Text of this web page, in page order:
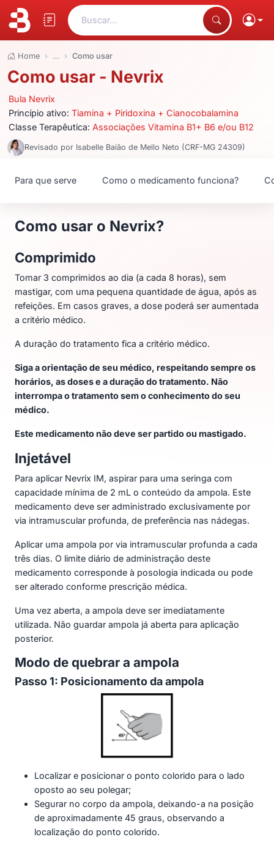
Buscar...
Home … Como usar
Como usar - Nevrix
Bula Nevrix
Princípio ativo:Tiamina + Piridoxina + Cianocobalamina
Classe Terapêutica:Associações Vitamina B1+ B6 e/ou B12
Revisado por Isabelle Baião de Mello Neto (CRF-MG 24309)
Para que serve Como o medicamento funciona?
Como usar o Nevrix?
Comprimido
Tomar 3 comprimidos ao dia (a cada 8 horas), sem
mastigar, com uma pequena quantidade de água, após as
refeições. Em casos graves, a dose poderá ser aumentada
a critério médico.
A duração do tratamento fica a critério médico.
Siga a orientação de seu médico, respeitando sempre os
horários, as doses e a duração do tratamento. Não
interrompa o tratamento sem o conhecimento do seu
médico.
Este medicamento não deve ser partido ou mastigado.
Injetável
Para aplicar Nevrix IM, aspirar para uma seringa com
capacidade mínima de 2 mL o conteúdo da ampola. Este
medicamento deve ser administrado exclusivamente por
via intramuscular profunda, de preferência nas nádegas.
Aplicar uma ampola por via intramuscular profunda a cada
três dias. O limite diário de administração deste
medicamento corresponde à posologia indicada ou pode
ser alterado conforme prescrição médica.
Uma vez aberta, a ampola deve ser imediatamente
utilizada. Não guardar ampola já aberta para aplicação
posterior.
Modo de quebrar a ampola
Passo 1: Posicionamento da ampola
Localizar e posicionar o ponto colorido para o lado
oposto ao seu polegar;
Segurar no corpo da ampola, deixando-a na posição
de aproximadamente 45 graus, observando a
localização do ponto colorido.